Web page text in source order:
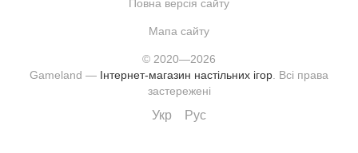
Повна версія сайту
Мапа сайту
© 2020—2026
Gameland — Інтернет-магазин настільних ігор . Всі права
застережені
Укр Рус